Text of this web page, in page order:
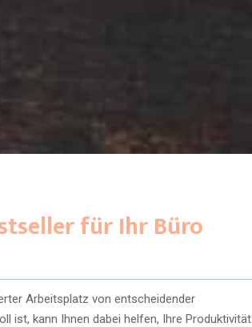
für Ihr Büro
Arbeitsplatz von entscheidender
ist, kann Ihnen dabei helfen, Ihre Produktivität